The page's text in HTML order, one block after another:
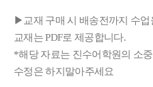
▶교재 구매 시 배송전까지 수업
교재는 PDF로 제공합니다.
*해당 자료는 진수어학원의 소
수정은 하지말아주세요